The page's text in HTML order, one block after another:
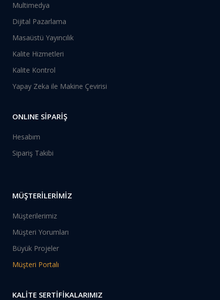
Multimedya
Dijital Pazarlama
Masaüstü Yayıncılık
Kalite Hizmetleri
Kalite Kontrol
Yapay Zeka ile Makine Çevirisi
ONLINE SİPARİŞ
Hesabım
Sipariş Takibi
MÜŞTERİLERİMİZ
Müşterilerimiz
Müşteri Yorumları
Büyük Projeler
Müşteri Portalı
KALİTE SERTİFİKALARIMIZ